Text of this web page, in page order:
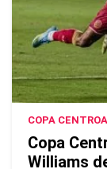
COPA
Copa
Williams